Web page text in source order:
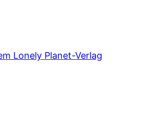
Lonely Planet-Verlag